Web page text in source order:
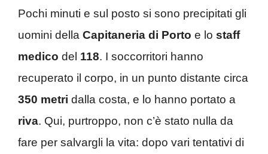
Pochi minuti e sul posto si sono precipitati gli
uomini della Capitaneria di Porto e lo staff
medico del 118. I soccorritori hanno
recuperato il corpo, in un punto distante circa
350 metri dalla costa, e lo hanno portato a
riva. Qui, purtroppo, non c’è stato nulla da
fare per salvargli la vita: dopo vari tentativi di